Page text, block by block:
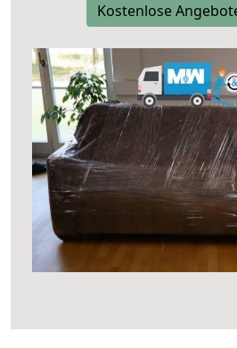
Kostenlose